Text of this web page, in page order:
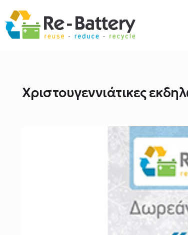
Χριστουγεννιάτικες